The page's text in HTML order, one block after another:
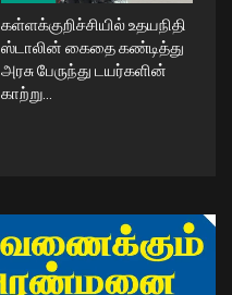
கள்ளக்குறிச்சியில் உதயநிதி
ஸ்டாலின் கைதை கண்டித்து
அரசு பேருந்து டயர்களின்
காற்று…